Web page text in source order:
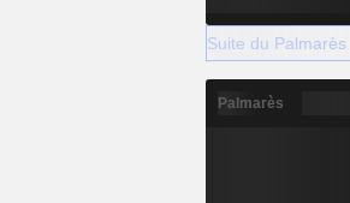
Suite du Palmarès
Palmarès